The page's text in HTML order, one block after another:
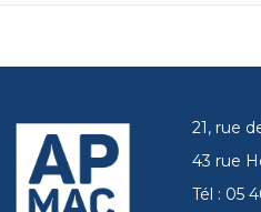
21, rue
43 rue
Tél : 05